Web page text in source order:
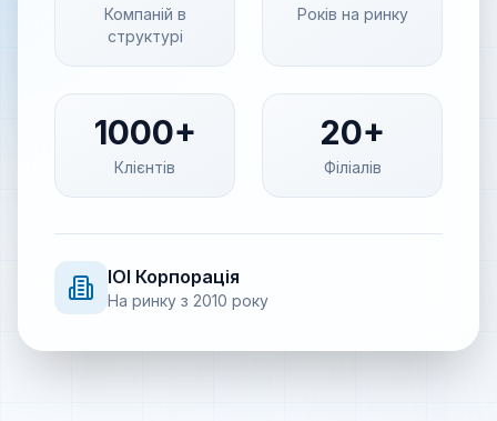
Компаній в
структурі
Років на ринку
1000+
Клієнтів
20+
Філіалів
IOI Корпорація
На ринку з 2010 року